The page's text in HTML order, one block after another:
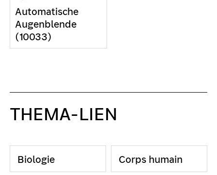
Automatische
Augenblende
(10033)
THEMA-LIEN
Biologie Corps humain